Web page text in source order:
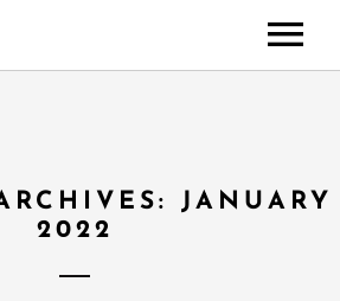
BOOKING
JANUARY
2022